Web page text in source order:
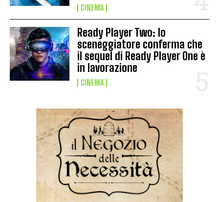
CINEMA
Ready Player Two: lo
sceneggiatore conferma che
il sequel di Ready Player One è
in lavorazione
CINEMA